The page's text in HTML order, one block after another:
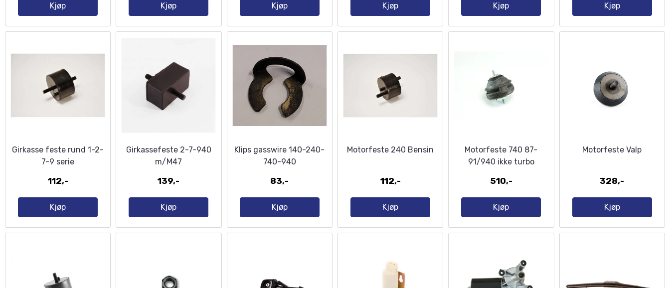
Kjøp Kjøp Kjøp Kjøp Kjøp Kjøp
Girkasse feste rund 1-2-
7-9 serie
112,-
Kjøp
Girkassefeste 2-7-940
m/M47
139,-
Kjøp
Klips gasswire 140-240-
740-940
83,-
Kjøp
Motorfeste 240 Bensin
112,-
Kjøp
Motorfeste 740 87-
91/940 ikke turbo
510,-
Kjøp
Motorfeste Valp
328,-
Kjøp